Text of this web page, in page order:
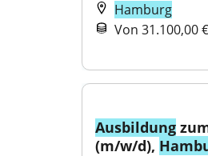
Hamburg
Von 31.100,00
Ausbildung
(m/w/d),